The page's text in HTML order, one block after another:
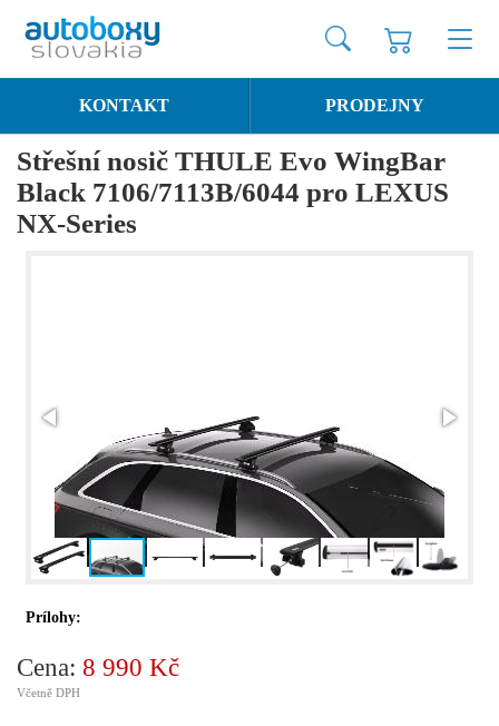
KONTAKT PRODEJNY
Střešní nosič THULE Evo WingBar
Black 7106/7113B/6044 pro LEXUS
NX-Series
Prílohy:
Cena: 8 990 Kč
Včetně DPH